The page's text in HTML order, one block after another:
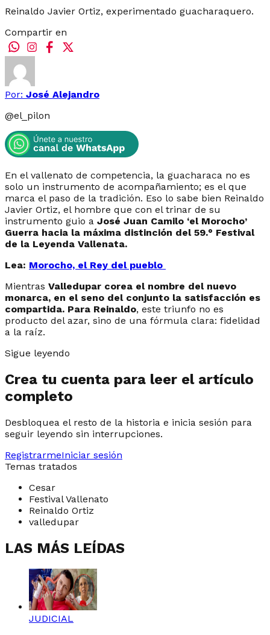
Reinaldo Javier Ortiz, experimentado guacharaquero.
Compartir en
Por: José Alejandro
@el_pilon
En el vallenato de competencia, la guacharaca no es
solo un instrumento de acompañamiento; es el que
marca el paso de la tradición. Eso lo sabe bien Reinaldo
Javier Ortiz, el hombre que con el trinar de su
instrumento guio a José Juan Camilo ‘el Morocho’
Guerra hacia la máxima distinción del 59.° Festival
de la Leyenda Vallenata.
Lea: Morocho, el Rey del pueblo
Mientras Valledupar corea el nombre del nuevo
monarca, en el seno del conjunto la satisfacción es
compartida. Para Reinaldo, este triunfo no es
producto del azar, sino de una fórmula clara: fidelidad
a la raíz.
Sigue leyendo
Crea tu cuenta para leer el artículo
completo
Desbloquea el resto de la historia e inicia sesión para
seguir leyendo sin interrupciones.
RegistrarmeIniciar sesión
Temas tratados
Cesar
Festival Vallenato
Reinaldo Ortiz
valledupar
LAS MÁS LEÍDAS
JUDICIAL